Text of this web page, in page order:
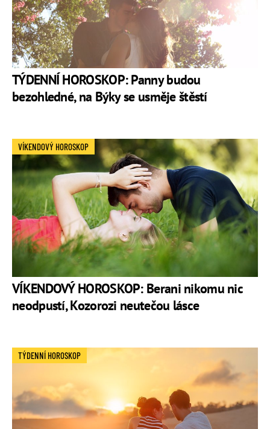
TÝDENNÍ HOROSKOP: Panny budou
bezohledné, na Býky se usměje štěstí
VÍKENDOVÝ HOROSKOP: Berani nikomu nic
neodpustí, Kozorozi neutečou lásce
VÍKENDOVÝ HOROSKOP
TÝDENNÍ HOROSKOP